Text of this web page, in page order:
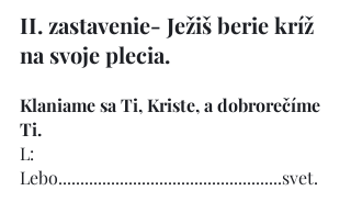
II. zastavenie- Ježiš berie kríž
na svoje plecia.
Klaniame sa Ti, Kriste, a dobrorečíme
Ti.
L:
Lebo...................................................svet.